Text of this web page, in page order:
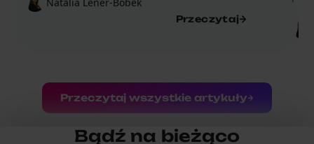
Przeczytaj
Przeczytaj wszystkie artykuły
Bądź na bieżąco